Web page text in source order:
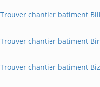
Trouver chantier batiment
Trouver chantier batiment
Trouver chantier batiment